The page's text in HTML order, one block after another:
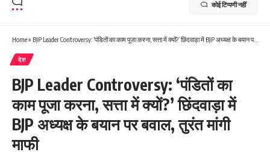
कोई टिप्पणी नहीं
Home» BJP Leader Controversy: ‘पंडितों का काम पूजा करना, सत्ता में क्यों?’ छिंदवाड़ा में BJP अध्यक्ष के बयान पर बवाल, तुरंत मांगी माफी
देश
BJP Leader Controversy: ‘पंडितों का
काम पूजा करना, सत्ता में क्यों?’ छिंदवाड़ा में
BJP अध्यक्ष के बयान पर बवाल, तुरंत मांगी
माफी